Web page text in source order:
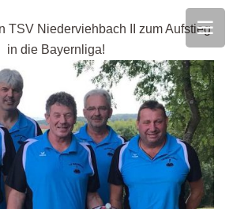
TSV Niederviehbach II zum Aufstieg
in die Bayernliga!